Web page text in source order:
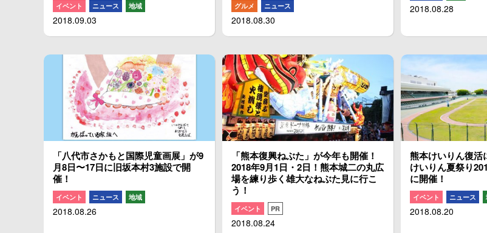
イベント ニュース 地域
2018.09.03
グルメ ニュース
2018.08.30
2018.08.28
「八代市さかもと国際児童画展」が9
月8日〜17日に旧坂本村3施設で開
催！
イベント ニュース 地域
2018.08.26
「熊本復興ねぶた」が今年も開催！
2018年9月1日・2日！熊本城二の丸広
場を練り歩く雄大なねぶた見に行こ
う！
イベント PR
2018.08.24
熊本けいりん復活
けいりん夏祭り
に開催！
イベント ニュース
2018.08.20